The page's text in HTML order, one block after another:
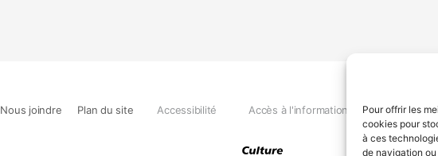
Pour offrir les
cookies pour
à ces
de navigation
Nous joindre Plan du site Accessibilité Accès à l'information Déclaration